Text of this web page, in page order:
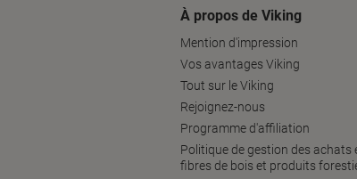
À propos de Viking
Mention d'impression
Vos avantages Viking
Tout sur le Viking
Rejoignez-nous
Programme d'affiliation
Politique de gestion des achats
fibres de bois et produits